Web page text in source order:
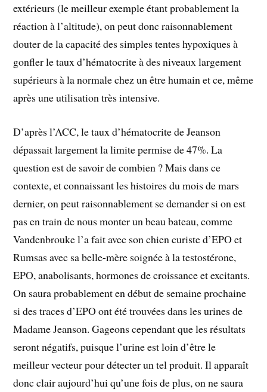
extérieurs (le meilleur exemple étant probablement la
réaction à l’altitude), on peut donc raisonnablement
douter de la capacité des simples tentes hypoxiques à
gonfler le taux d’hématocrite à des niveaux largement
supérieurs à la normale chez un être humain et ce, même
après une utilisation très intensive.
D’après l’ACC, le taux d’hématocrite de Jeanson
dépassait largement la limite permise de 47%. La
question est de savoir de combien ? Mais dans ce
contexte, et connaissant les histoires du mois de mars
dernier, on peut raisonnablement se demander si on est
pas en train de nous monter un beau bateau, comme
Vandenbrouke l’a fait avec son chien curiste d’EPO et
Rumsas avec sa belle-mère soignée à la testostérone,
EPO, anabolisants, hormones de croissance et excitants.
On saura probablement en début de semaine prochaine
si des traces d’EPO ont été trouvées dans les urines de
Madame Jeanson. Gageons cependant que les résultats
seront négatifs, puisque l’urine est loin d’être le
meilleur vecteur pour détecter un tel produit. Il apparaît
donc clair aujourd’hui qu’une fois de plus, on ne saura